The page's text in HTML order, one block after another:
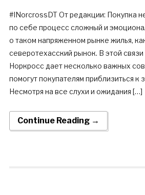
#INorcrossDT От редакции: Покупка
по себе процесс сложный и
о таком напряженном рынке жилья,
северотехасский рынок. В этой
Норкросс дает несколько важных
помогут покупателям приблизиться к
Несмотря на все слухи и ожидания […]
Continue Reading →